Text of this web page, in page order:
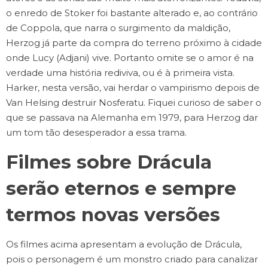
o enredo de Stoker foi bastante alterado e, ao contrário
de Coppola, que narra o surgimento da maldição,
Herzog já parte da compra do terreno próximo à cidade
onde Lucy (Adjani) vive. Portanto omite se o amor é na
verdade uma história rediviva, ou é à primeira vista.
Harker, nesta versão, vai herdar o vampirismo depois de
Van Helsing destruir Nosferatu. Fiquei curioso de saber o
que se passava na Alemanha em 1979, para Herzog dar
um tom tão desesperador a essa trama.
Filmes sobre Drácula
serão eternos e sempre
termos novas versões
Os filmes acima apresentam a evolução de Drácula,
pois o personagem é um monstro criado para canalizar